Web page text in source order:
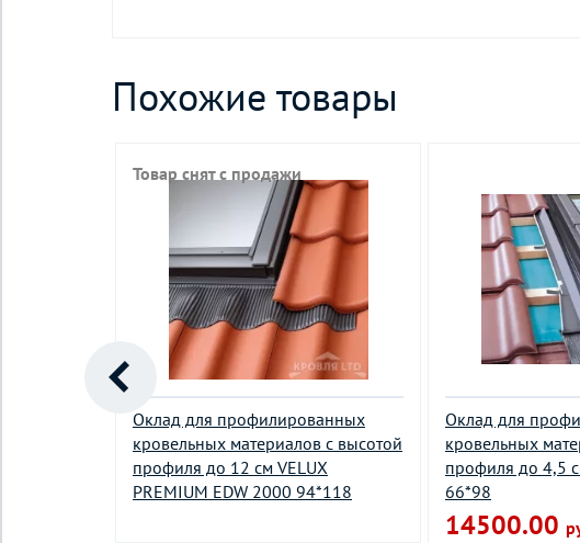
Похожие товары
Оклад для профилированных
кровельных материалов с высотой
профиля до 12 см VELUX
PREMIUM EDW 2000 94*118
Товар снят с продажи
Оклад для
кровельных
профиля до 4,5
66*98
14500.00